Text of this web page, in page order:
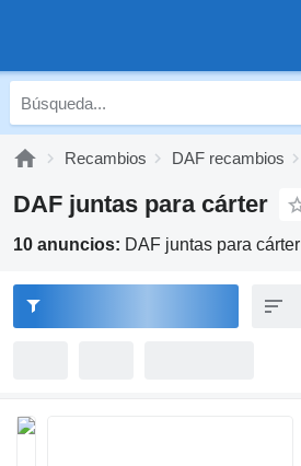
Recambios DAF recambios
DAF juntas para cárter
10 anuncios: DAF juntas para cárter